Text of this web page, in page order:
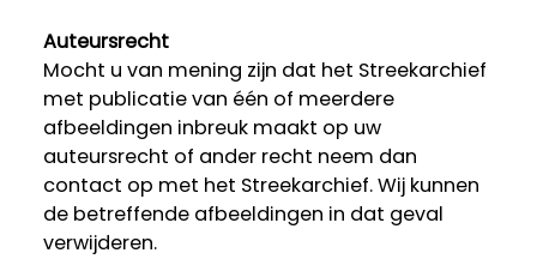
Auteursrecht
Mocht u van mening zijn dat het Streekarchief
met publicatie van één of meerdere
afbeeldingen inbreuk maakt op uw
auteursrecht of ander recht neem dan
contact op met het Streekarchief. Wij kunnen
de betreffende afbeeldingen in dat geval
verwijderen.